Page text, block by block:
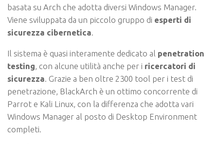
basata su Arch che adotta diversi Windows Manager.
Viene sviluppata da un piccolo gruppo di esperti di
sicurezza cibernetica.
Il sistema è quasi interamente dedicato al penetration
testing , con alcune utilità anche per i ricercatori di
sicurezza . Grazie a ben oltre 2300 tool per i test di
penetrazione, BlackArch è un ottimo concorrente di
Parrot e Kali Linux, con la differenza che adotta vari
Windows Manager al posto di Desktop Environment
completi.